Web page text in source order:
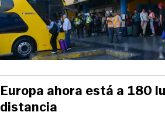
Europa ahora está a 180
distancia